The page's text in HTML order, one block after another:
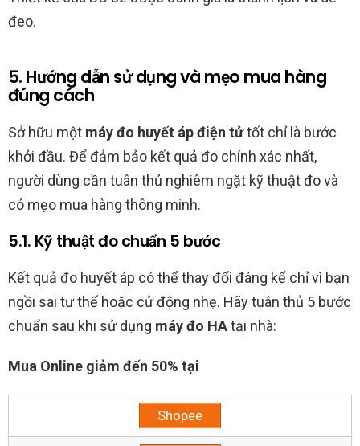
đeo.
5. Hướng dẫn sử dụng và mẹo mua hàng
đúng cách
Sở hữu một máy đo huyết áp điện tửtốt chỉ là bước
khởi đầu. Để đảm bảo kết quả đo chính xác nhất,
người dùng cần tuân thủ nghiêm ngặt kỹ thuật đo và
có mẹo mua hàng thông minh.
5.1. Kỹ thuật đo chuẩn 5 bước
Kết quả đo huyết áp có thể thay đổi đáng kể chỉ vì bạn
ngồi sai tư thế hoặc cử động nhẹ. Hãy tuân thủ 5 bước
chuẩn sau khi sử dụng máy đo HAtại nhà:
Mua Online giảm đến 50% tại
Shopee